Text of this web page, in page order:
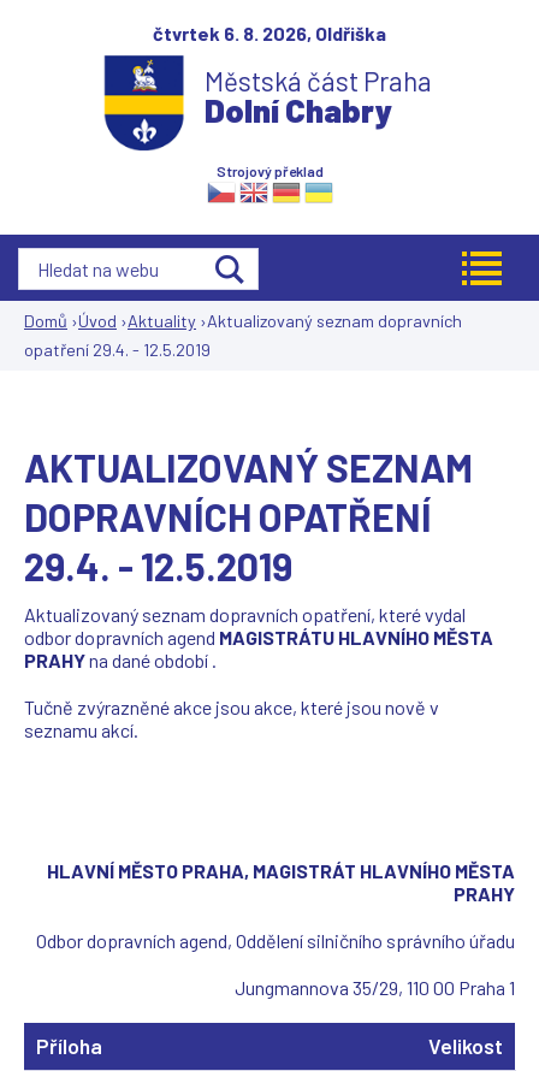
čtvrtek 6. 8. 2026, Oldřiška
Městská část Praha
Dolní Chabry
Strojový překlad
Jste
Domů ›Úvod ›Aktuality ›Aktualizovaný seznam dopravních
opatření 29.4. - 12.5.2019
AKTUALIZOVANÝ SEZNAM
DOPRAVNÍCH OPATŘENÍ
29.4. - 12.5.2019
Aktualizovaný seznam dopravních opatření, které vydal
odbor dopravních agend MAGISTRÁTU HLAVNÍHO MĚSTA
PRAHYna dané období .
Tučně zvýrazněné akce jsou akce, které jsou nově v
seznamu akcí.
HLAVNÍ MĚSTO PRAHA, MAGISTRÁT HLAVNÍHO MĚSTA
PRAHY
Odbor dopravních agend, Oddělení silničního správního úřadu
Jungmannova 35/29, 110 00 Praha 1
Příloha Velikost